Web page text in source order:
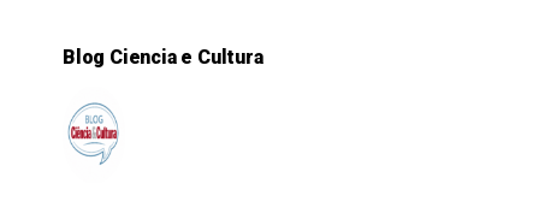
Blog Ciencia e Cultura